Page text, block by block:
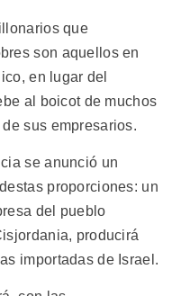
que
son aquellos en
en lugar del
al boicot de muchos
sus empresarios.
se anunció un
proporciones: un
del pueblo
producirá
importadas de Israel.